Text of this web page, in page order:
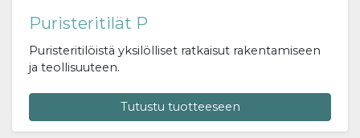
Puristeritilät P
Puristeritilöistä yksilölliset ratkaisut rakentamiseen
ja teollisuuteen.
Tutustu tuotteeseen